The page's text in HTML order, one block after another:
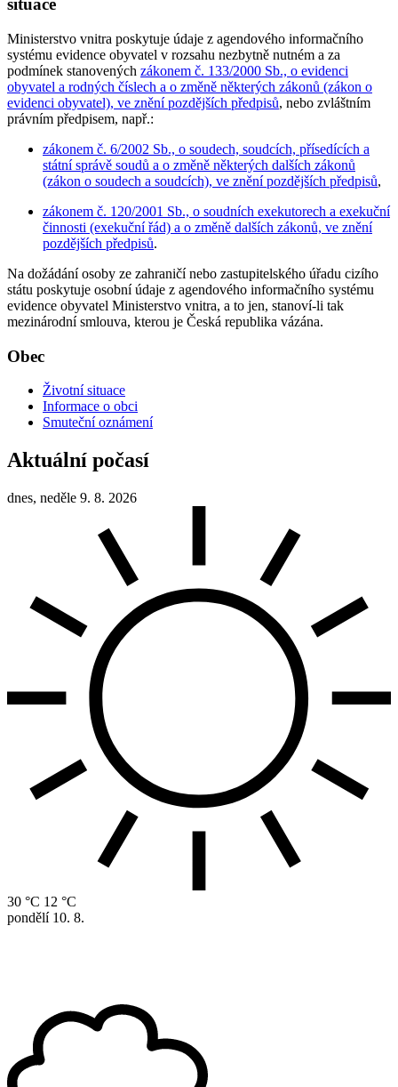
situace
Ministerstvo vnitra poskytuje údaje z agendového informačního
systému evidence obyvatel v rozsahu nezbytně nutném a za
podmínek stanovených zákonem č. 133/2000 Sb., o evidenci
obyvatel a rodných číslech a o změně některých zákonů (zákon o
evidenci obyvatel), ve znění pozdějších předpisů, nebo zvláštním
právním předpisem, např.:
zákonem č. 6/2002 Sb., o soudech, soudcích, přísedících a
státní správě soudů a o změně některých dalších zákonů
(zákon o soudech a soudcích), ve znění pozdějších předpisů,
zákonem č. 120/2001 Sb., o soudních exekutorech a exekuční
činnosti (exekuční řád) a o změně dalších zákonů, ve znění
pozdějších předpisů.
Na dožádání osoby ze zahraničí nebo zastupitelského úřadu cizího
státu poskytuje osobní údaje z agendového informačního systému
evidence obyvatel Ministerstvo vnitra, a to jen, stanoví-li tak
mezinárodní smlouva, kterou je Česká republika vázána.
Obec
Životní situace
Informace o obci
Smuteční oznámení
Aktuální počasí
dnes, neděle 9. 8. 2026
30 °C 12 °C
pondělí 10. 8.